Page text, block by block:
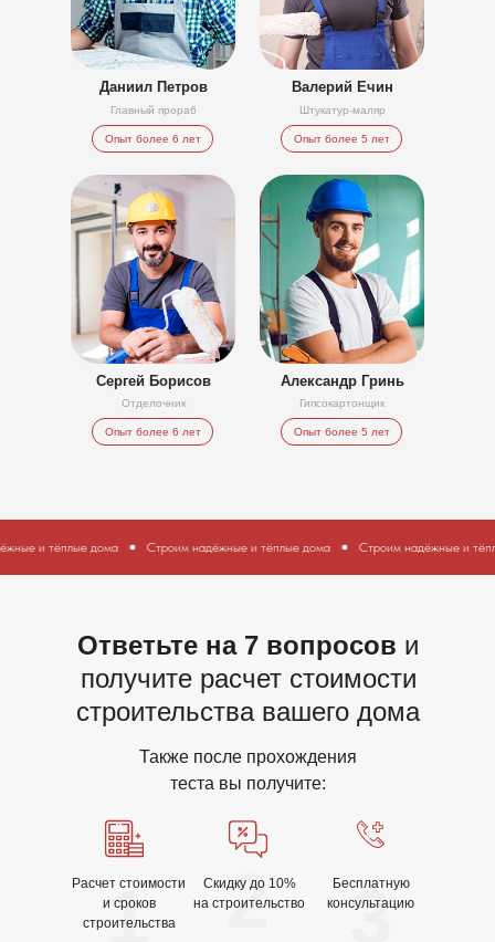
Даниил Петров
Главный прораб
Опыт более 6 лет
Валерий Ечин
Штукатур-маляр
Опыт более 5 лет
Сергей Борисов
Отделочник
Опыт более 6 лет
Александр Гринь
Гипсокартонщик
Опыт более 5 лет
Строим надёжные и тёплые дома Строим надёжные и тёплые дома
2
1
Ответьте на 7 вопросов и
получите расчет стоимости
строительства вашего дома
Скидку до 10%
на строительство
Расчет стоимости
и сроков
строительства
Также после прохождения
теста вы получите:
3
Бесплатную
консультацию